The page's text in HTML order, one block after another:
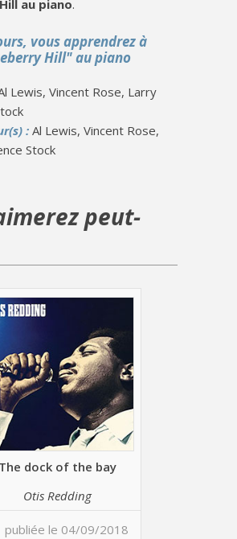
au piano.
vous apprendrez à
Hill" au piano
Lewis, Vincent Rose, Larry
:Al Lewis, Vincent Rose,
Stock
peut-
The dock of the bay
Otis Redding
le 04/09/2018